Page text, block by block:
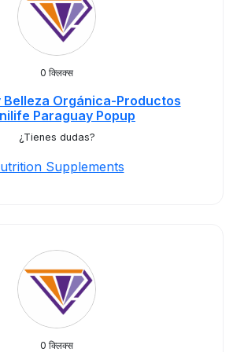
0 क्लिक्स
Belleza Orgánica-Productos
Paraguay Popup
¿Tienes dudas?
Supplements
0 क्लिक्स